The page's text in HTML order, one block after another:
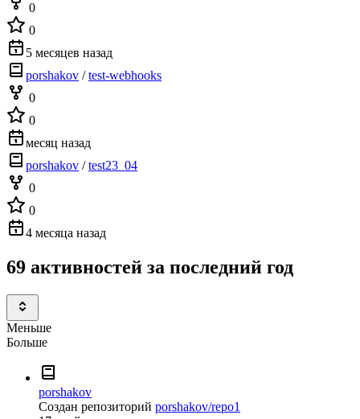
0
0
5 месяцев назад
porshakov /test-webhooks
0
0
месяц назад
porshakov /test23_04
0
0
4 месяца назад
69 активностей за последний год
Меньше
Больше
porshakov
Создан репозиторий porshakov/repo1